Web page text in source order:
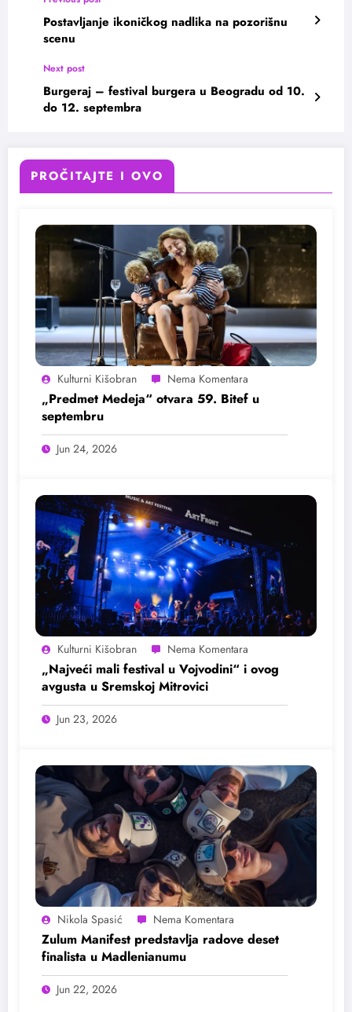
Postavljanje ikoničkog nadlika na pozorišnu
scenu
Next post
Burgeraj – festival burgera u Beogradu od 10.
do 12. septembra
PROČITAJTE I OVO
Kulturni Kišobran
„Predmet Medeja“ otvara 59. Bitef u
septembru
Jun 24, 2026
Kulturni Kišobran
„Najveći mali festival u Vojvodini“ i ovog
avgusta u Sremskoj Mitrovici
Jun 23, 2026
Nikola Spasić
Zulum Manifest predstavlja radove deset
finalista u Madlenianumu
Jun 22, 2026